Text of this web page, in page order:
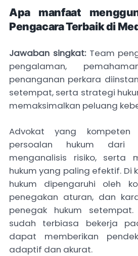
Apa manfaat
Pengacara Terbaik di
Jawaban singkat:Team
pengalaman,
penanganan perkara
setempat, serta strategi
memaksimalkan peluang
Advokat yang
persoalan hukum dari
menganalisis risiko, serta
hukum yang paling efektif. Di
hukum dipengaruhi oleh
penegakan aturan, dan
penegak hukum
sudah terbiasa bekerja
dapat memberikan
adaptif dan akurat.